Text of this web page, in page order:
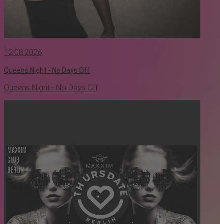
12.08.2026
Queens Night - No Days Off
Queens Night - No Days Off